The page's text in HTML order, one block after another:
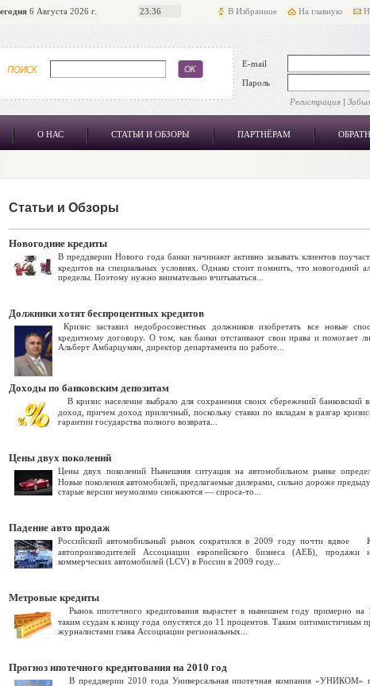
6 Августа 2026 г. 23:36 В Избранное На главную
E-mail
Пароль
Регистрация|
О НАС СТАТЬИ И ОБЗОРЫ ПАРТНЁРАМ
Статьи и Обзоры
Новогодние кредиты
В преддверии Нового года банки начинают активно зазывать клиентов
кредитов на специальных условиях. Однако стоит помнить, что новогодний
пределы. Поэтому нужно внимательно вчитываться...
Должники хотят беспроцентных кредитов
Кризис заставил недобросовестных должников изобретать все новые
кредитному договору. О том, как банки отстаивают свои права и помогает ли
Альберт Амбарцумян, директор департамента по работе...
Доходы по банковским депозитам
В кризис население выбрало для сохранения своих сбережений банковский
доход, причем доход приличный, поскольку ставки по вкладам в разгар
гарантии государства полного возврата...
Цены двух поколений
Цены двух поколений Нынешняя ситуация на автомобильном рынке
Новые поколения автомобилей, предлагаемые дилерами, сильно дороже
старые версии неумолимо снижаются — спроса-то...
Падение авто продаж
Российский автомобильный рынок сократился в 2009 году почти вдвое
автопроизводителей Ассоциации европейского бизнеса (АЕБ), продажи
коммерческих автомобилей (LCV) в России в 2009 году...
Метровые кредиты
Рынок ипотечного кредитования вырастет в нынешнем году примерно на
таким ссудам к концу года опустятся до 11 процентов. Таким оптимистичным
журналистами глава Ассоциации региональных...
Прогноз ипотечного кредитования на 2010 год
В преддверии 2010 года Универсальная ипотечная компания «УНИКОМ»